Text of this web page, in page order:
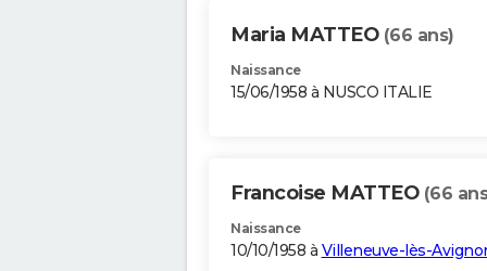
Maria MATTEO (66 ans)
Naissance
15/06/1958 à NUSCO ITALIE
Francoise MATTEO (66
Naissance
10/10/1958 à Villeneuve-lès-